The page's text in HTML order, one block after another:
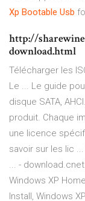
Xp Bootable Usb
http://
download.html
Télécharger les
Le ... Le guide
disque SATA,
produit. Chaque
une licence
savoir sur les lic
... -
Windows XP
Install, Windows